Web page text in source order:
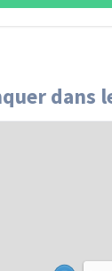
dans